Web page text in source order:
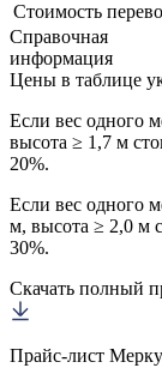
Стоимость
Справочная
информация
Цены в таблице
Если вес одного
высота ≥ 1,7 м
20%.
Если вес одного
м, высота ≥ 2,0 м
30%.
Скачать полный
Прайс-лист